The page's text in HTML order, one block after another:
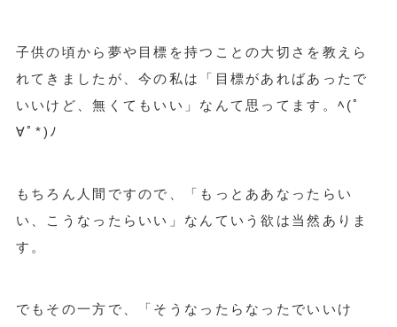
子供の頃から夢や目標を持つことの大切さを教えら
れてきましたが、今の私は「目標があればあったで
いいけど、無くてもいい」なんて思ってます。ﾍ(ﾟ
∀ﾟ*)ﾉ
もちろん人間ですので、「もっとああなったらい
い、こうなったらいい」なんていう欲は当然ありま
す。
でもその一方で、「そうなったらなったでいいけ